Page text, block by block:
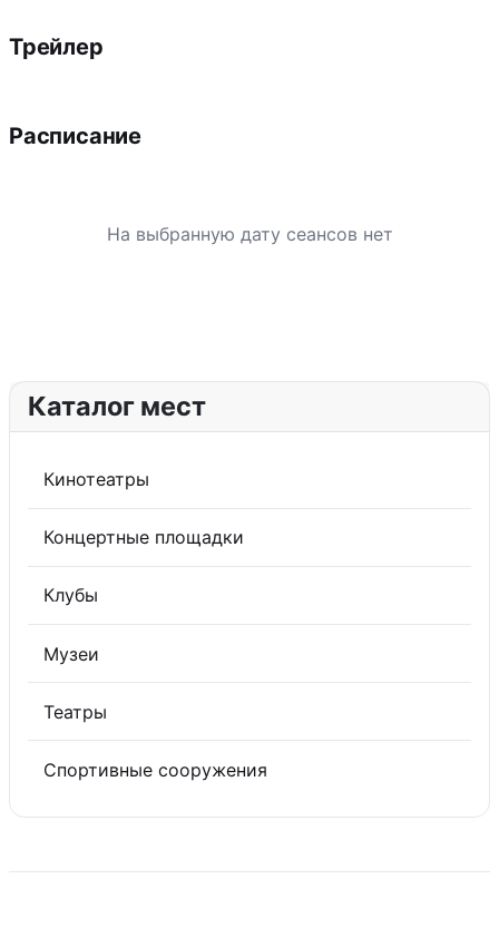
Трейлер
Расписание
На выбранную дату сеансов нет
Каталог мест
Кинотеатры
Концертные площадки
Клубы
Музеи
Театры
Спортивные сооружения